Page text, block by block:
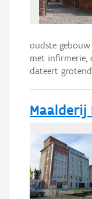
oudste
met infirmerie,
dateert
Maalderij